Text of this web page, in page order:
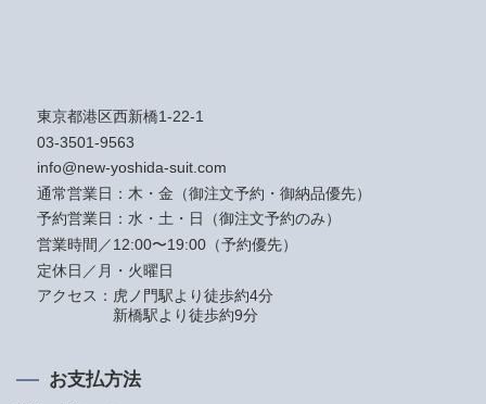
東京都港区西新橋1-22-1
03-3501-9563
info@new-yoshida-suit.com
通常営業日：木・金（御注文予約・御納品優先）
予約営業日：水・土・日（御注文予約のみ）
営業時間／12:00〜19:00（予約優先）
定休日／月・火曜日
アクセス： 虎ノ門駅より徒歩約4分
新橋駅より徒歩約9分
お支払方法